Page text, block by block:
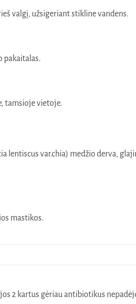
valgį, užsigeriant stikline vandens.
pakaitalas.
tamsioje vietoje.
lentiscus var.chia) medžio derva,
mastikos.
2 kartus gėriau antibiotikus